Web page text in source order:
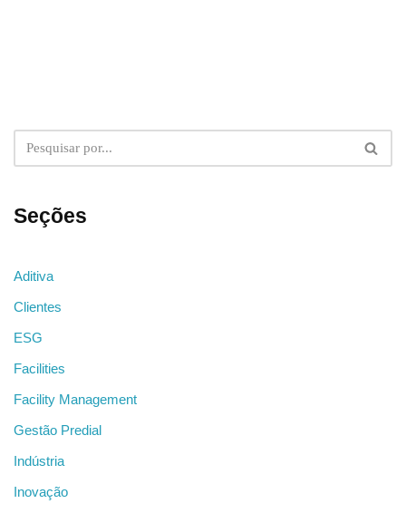
Seções
Aditiva
Clientes
ESG
Facilities
Facility Management
Gestão Predial
Indústria
Inovação